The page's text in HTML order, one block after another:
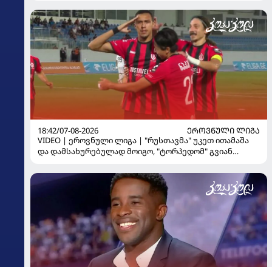
18:42/07-08-2026
ᲔᲠᲝᲕᲜᲣᲚᲘ ᲚᲘᲒᲐ
VIDEO | ეროვნული ლიგა | "რუსთავმა" უკეთ ითამაშა
და დამსახურებულად მოიგო, "ტორპედომ" გვიან